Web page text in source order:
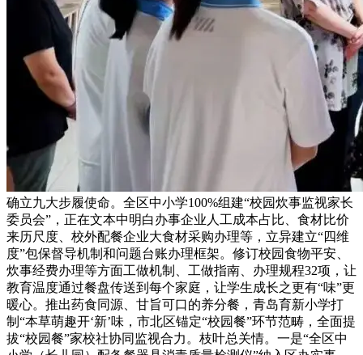
确立九大步履使命。全区中小学100%组建“校园炊事监视家长
委员会”，正在文本中明白办事企业人工成本占比、食材比价
来历尺度、校外配餐企业大食材采购办理等，立异建立“四维
度”包保督导机制和问题台账办理框架。修订校园食物平安、
炊事经费办理等方面工做机制、工做指南、办理规程32项，让
教育温度通过餐盘传送到每个家庭，让学生成长之更有“味”更
暖心。推出药食同源、甘旨可口的养分餐，青岛育新小学打
制“本草萌趣开‘新’味，市北区锚定“校园餐”环节范畴，全面提
拔“校园餐”家校社协同监视合力。枝叶总关情。一是“全区中